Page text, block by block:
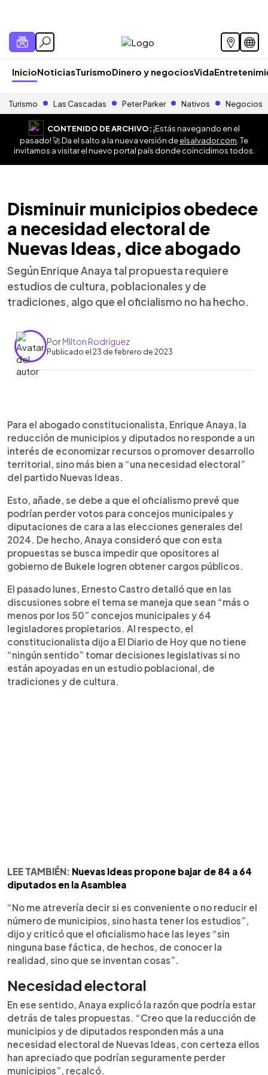
InicioNoticiasTurismoDinero y negociosVida
Turismo Las Cascadas Peter Parker Nativos Negocios
CONTENIDO DE ARCHIVO:¡Estás navegando en el
pasado! 🚀 Da el salto a la nueva versión deelsalvador.com . Te
invitamos a visitar el nuevo portal país donde coincidimos todos.
Disminuir municipios obedece
a necesidad electoral de
Nuevas Ideas, dice abogado
Según Enrique Anaya tal propuesta requiere
estudios de cultura, poblacionales y de
tradiciones, algo que el oficialismo no ha hecho.
PorMilton Rodríguez
Publicado el 23 de febrero de 2023
► Escuchar artículo
Para el abogado constitucionalista, Enrique Anaya, la
reducción de municipios y diputados no responde a un
interés de economizar recursos o promover desarrollo
territorial, sino más bien a “una necesidad electoral”
del partido Nuevas Ideas.
Esto, añade, se debe a que el oficialismo prevé que
podrían perder votos para concejos municipales y
diputaciones de cara a las elecciones generales del
2024. De hecho, Anaya consideró que con esta
propuestas se busca impedir que opositores al
gobierno de Bukele logren obtener cargos públicos.
El pasado lunes, Ernesto Castro detalló que en las
discusiones sobre el tema se maneja que sean “más o
menos por los 50” concejos municipales y 64
legisladores propietarios. Al respecto, el
constitucionalista dijo a El Diario de Hoy que no tiene
“ningún sentido” tomar decisiones legislativas si no
están apoyadas en un estudio poblacional, de
tradiciones y de cultura.
LEE TAMBIÉN: Nuevas Ideas propone bajar de 84 a 64
diputados en la Asamblea
“No me atrevería decir si es conveniente o no reducir el
número de municipios, sino hasta tener los estudios”,
dijo y criticó que el oficialismo hace las leyes “sin
ninguna base fáctica, de hechos, de conocer la
realidad, sino que se inventan cosas”.
Necesidad electoral
En ese sentido, Anaya explicó la razón que podría estar
detrás de tales propuestas. “Creo que la reducción de
municipios y de diputados responden más a una
necesidad electoral de Nuevas Ideas, con certeza ellos
han apreciado que podrían seguramente perder
municipios”, recalcó.